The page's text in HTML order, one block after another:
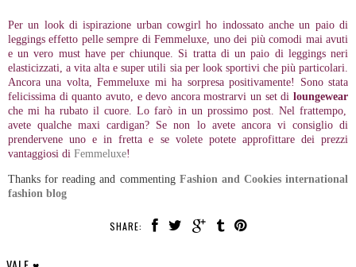
Per un look di ispirazione urban cowgirl ho indossato anche un paio di
leggings effetto pelle sempre di Femmeluxe, uno dei più comodi mai avuti
e un vero must have per chiunque. Si tratta di un paio di leggings neri
elasticizzati, a vita alta e super utili sia per look sportivi che più particolari.
Ancora una volta, Femmeluxe mi ha sorpresa positivamente! Sono stata
felicissima di quanto avuto, e devo ancora mostrarvi un set di loungewear
che mi ha rubato il cuore. Lo farò in un prossimo post. Nel frattempo,
avete qualche maxi cardigan? Se non lo avete ancora vi consiglio di
prendervene uno e in fretta e se volete potete approfittare dei prezzi
vantaggiosi di Femmeluxe!
Thanks for reading and commenting Fashion and Cookies international
fashion blog
SHARE: